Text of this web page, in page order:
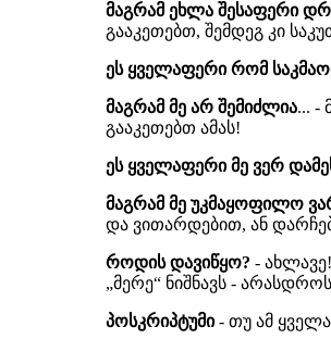
მაგრამ ეხლა შესაფერი
გააკეთებთ, შემდეგ კი
ეს ყველაფერი რომ
მაგრამ მე არ შემიძლია... -
გააკეთებთ ამას!
ეს ყველაფერი მე ვერ
მაგრამ მე უკმაყოფილო
და ვითარდებით, ან
როდის დავიწყო? -
„მერე“ ნიშნავს -
პოსკრიპტუმი- თუ ამ